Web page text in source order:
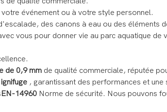
événement ou à votre style personnel.
des canons à eau ou des éléments
vous pour donner vie au parc aquatique de
de 0,9 mm de qualité commerciale, réputée
, garantissant des performances et une
EN-14960 Norme de sécurité. Nous pouvons